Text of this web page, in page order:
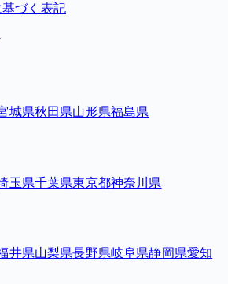
づく表記
城県秋田県山形県福島県
玉県千葉県東京都神奈川県
井県山梨県長野県岐阜県静岡県愛知